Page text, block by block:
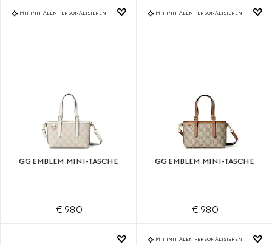
MIT INITIALEN PERSONALISIEREN
GG EMBLEM MINI-TASCHE
€ 980
MIT INITIALEN PERSONALISIEREN
GG EMBLEM MINI-TASCHE
€ 980
MIT INITIALEN PERSONALISIEREN